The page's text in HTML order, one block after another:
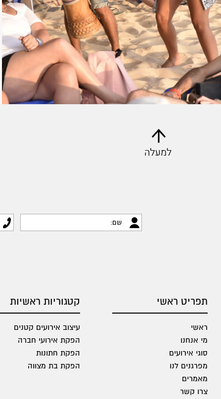
תפריט ראשי
ראשי
מי אנחנו
סוגי אירועים
מפרגנים לנו
מאמרים
צרו קשר
קטגוריות ראשיות
עיצוב אירועים קטנים
הפקת אירועי חברה
הפקת חתונות
הפקת בת מצווה